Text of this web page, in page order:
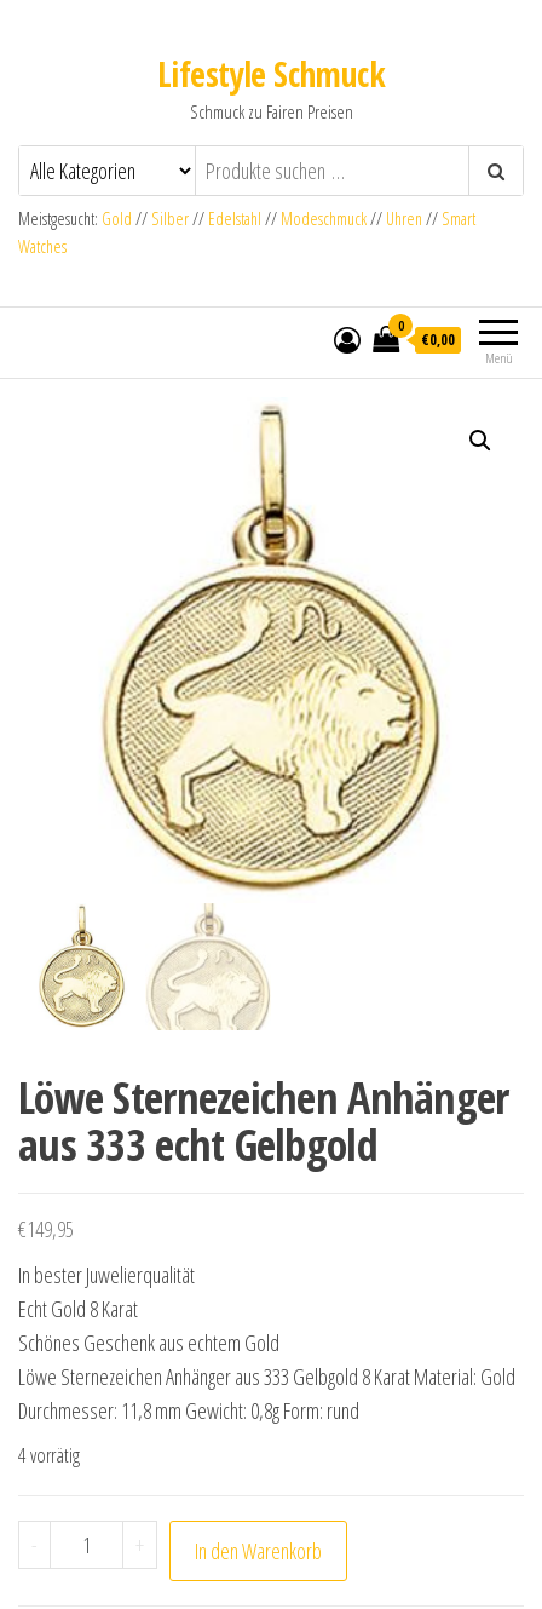
Lifestyle Schmuck
Schmuck zu Fairen Preisen
Meistgesucht: Gold // Silber// Edelstahl // Modeschmuck// Uhren // Smart
Watches
Menü
0
€0,00
Löwe Sternezeichen Anhänger
aus 333 echt Gelbgold
€149,95
In bester Juwelierqualität
Echt Gold 8 Karat
Schönes Geschenk aus echtem Gold
Löwe Sternezeichen Anhänger aus 333 Gelbgold 8 Karat Material: Gold
Durchmesser: 11,8 mm Gewicht: 0,8g Form: rund
4 vorrätig
- Löwe Sternezeichen Anhänger aus 333 echt Gelbgold
+ In den Warenkorb